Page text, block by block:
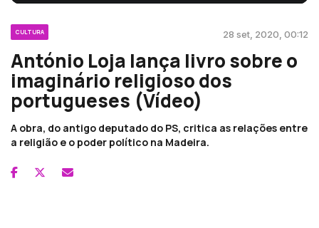
CULTURA 28 set, 2020, 00:12
António Loja lança livro sobre o
imaginário religioso dos
portugueses (Vídeo)
A obra, do antigo deputado do PS, critica as relações entre
a religião e o poder político na Madeira.